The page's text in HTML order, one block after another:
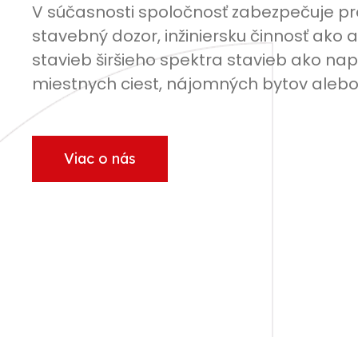
V súčasnosti spoločnosť zabezpečuje
stavebný dozor, inžiniersku činnosť ako
stavieb širšieho spektra stavieb ako
miestnych ciest, nájomných bytov
Viac o nás